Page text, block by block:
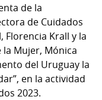
de la
de Cuidados
Florencia Krall y la
Mujer, Mónica
del Uruguay la
en la actividad
2023.